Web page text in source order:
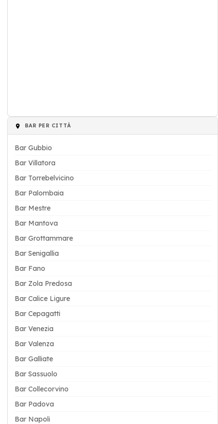
BAR PER CITTÀ
Bar Gubbio
Bar Villatora
Bar Torrebelvicino
Bar Palombaia
Bar Mestre
Bar Mantova
Bar Grottammare
Bar Senigallia
Bar Fano
Bar Zola Predosa
Bar Calice Ligure
Bar Cepagatti
Bar Venezia
Bar Valenza
Bar Galliate
Bar Sassuolo
Bar Collecorvino
Bar Padova
Bar Napoli